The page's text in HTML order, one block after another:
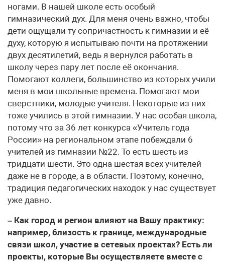
ногами. В нашей школе есть особый
гимназический дух. Для меня очень важно, чтобы
дети ощущали ту сопричастность к гимназии и её
духу, которую я испытываю почти на протяжении
двух десятилетий, ведь я вернулся работать в
школу через пару лет после её окончания.
Помогают коллеги, большинство из которых учили
меня в мои школьные времена. Помогают мои
сверстники, молодые учителя. Некоторые из них
тоже учились в этой гимназии. У нас особая школа,
потому что за 36 лет конкурса «Учитель года
России» на региональном этапе побеждали 6
учителей из гимназии №22. То есть шесть из
тридцати шести. Это одна шестая всех учителей
даже не в городе, а в области. Поэтому, конечно,
традиция педагогических находок у нас существует
уже давно.
– Как город и регион влияют на Вашу практику:
например, близость к границе, международные
связи школ, участие в сетевых проектах? Есть ли
проекты, которые Вы осуществляете вместе с